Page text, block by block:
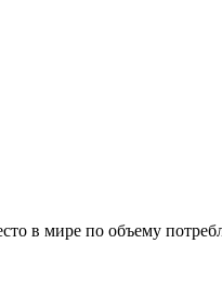
в мире по объему